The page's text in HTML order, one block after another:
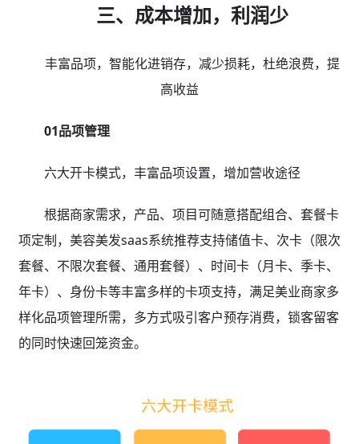
三、成本增加，利润少
丰富品项，智能化进销存，减少损耗，杜绝浪费，提
高收益
01品项管理
六大开卡模式，丰富品项设置，增加营收途径
根据商家需求，产品、项目可随意搭配组合、套餐卡
项定制，美容美发saas系统推荐支持储值卡、次卡（限次
套餐、不限次套餐、通用套餐）、时间卡（月卡、季卡、
年卡）、身份卡等丰富多样的卡项支持，满足美业商家多
样化品项管理所需，多方式吸引客户预存消费，锁客留客
的同时快速回笼资金。